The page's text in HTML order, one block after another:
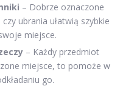
– Dobrze oznaczone
ubrania ułatwią szybkie
miejsce.
– Każdy przedmiot
miejsce, to pomoże w
go.